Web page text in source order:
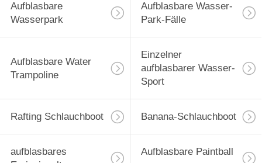
Aufblasbare
Wasserpark
Aufblasbare Wasser-
Park-Fälle
Aufblasbare Water
Trampoline
Einzelner
aufblasbarer Wasser-
Sport
Rafting Schlauchboot Banana-Schlauchboot
aufblasbares
Aufblasbare Paintball